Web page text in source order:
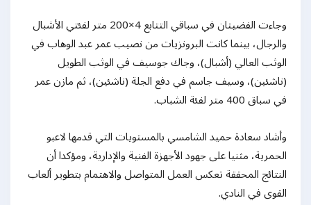
وجاءت الفضيتان في سباقي التتابع 4×200 متر لفئتي الأشبال
والرجال، بينما كانت البرونزيات من نصيب عمر عبد الوهاب في
الوثب العالي (أشبال)، وجاك جوسيف في الوثب الطويل
(ناشئين)، وسيف جاسم في دفع الجلة (ناشئين)، ثم مازن عمر
في سباق 400 متر لفئة الشباب.
وأشاد سعادة حميد الشامسي بالمستويات التي قدمها لاعبو
الحمرية، مثنيا على جهود الأجهزة الفنية والإدارية، ومؤكدا أن
النتائج المحققة تعكس العمل المتواصل والاهتمام بتطوير ألعاب
القوى في النادي.